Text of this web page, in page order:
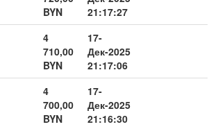
BYN
21:17:27
4
710,00
BYN
17-
Дек-2025
21:17:06
4
700,00
BYN
17-
Дек-2025
21:16:30